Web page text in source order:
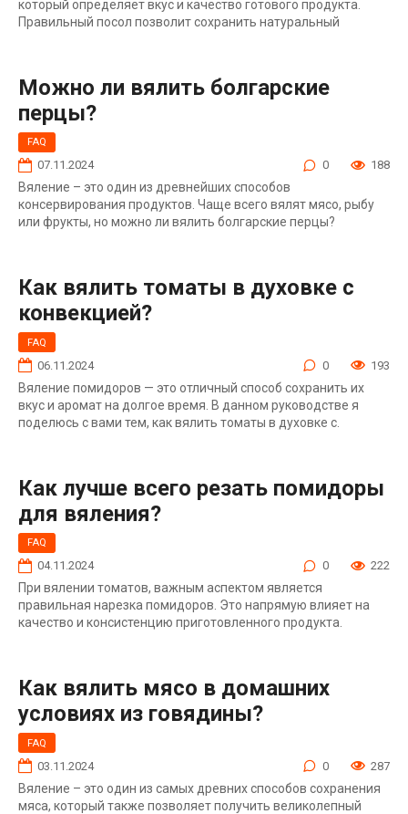
который определяет вкус и качество готового продукта.
Правильный посол позволит сохранить натуральный
Можно ли вялить болгарские
перцы?
FAQ
07.11.2024 0 188
Вяление – это один из древнейших способов
консервирования продуктов. Чаще всего вялят мясо, рыбу
или фрукты, но можно ли вялить болгарские перцы?
Как вялить томаты в духовке с
конвекцией?
FAQ
06.11.2024 0 193
Вяление помидоров — это отличный способ сохранить их
вкус и аромат на долгое время. В данном руководстве я
поделюсь с вами тем, как вялить томаты в духовке с.
Как лучше всего резать помидоры
для вяления?
FAQ
04.11.2024 0 222
При вялении томатов, важным аспектом является
правильная нарезка помидоров. Это напрямую влияет на
качество и консистенцию приготовленного продукта.
Как вялить мясо в домашних
условиях из говядины?
FAQ
03.11.2024 0 287
Вяление – это один из самых древних способов сохранения
мяса, который также позволяет получить великолепный